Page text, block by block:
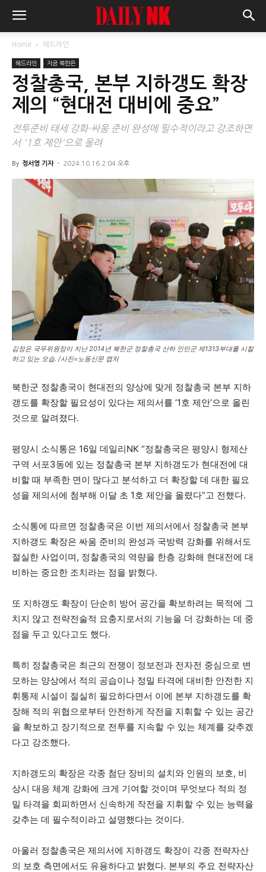
Home 헤드라인
헤드라인 지금 북한은
정찰총국, 본부 지하갱도 확장
제의 “현대전 대비에 중요”
전투준비 태세 강화·싸움 준비 완성에 필수적이라고 강조하면
서 '1호 제안'으로 올려
By 정서영 기자 - 2024.10.16 2:04 오후
김정은 국무위원장이 지난 2014년 북한군 정찰총국 산하 인민군 제1313부대를 시찰
하고 있는 모습. /사진=노동신문 캡처
북한군 정찰총국이 현대전의 양상에 맞게 정찰총국 본부 지하
갱도를 확장할 필요성이 있다는 제의서를 ‘1호 제안’으로 올린
것으로 알려졌다.
평양시 소식통은 16일 데일리NK “정찰총국은 평양시 형제산
구역 서포3동에 있는 정찰총국 본부 지하갱도가 현대전에 대
비할 때 부족한 면이 많다고 분석하고 더 확장할 데 대한 필요
성을 제의서에 첨부해 이달 초 1호 제안을 올렸다”고 전했다.
소식통에 따르면 정찰총국은 이번 제의서에서 정찰총국 본부
지하갱도 확장은 싸움 준비의 완성과 국방력 강화를 위해서도
절실한 사업이며, 정찰총국의 역량을 한층 강화해 현대전에 대
비하는 중요한 조치라는 점을 밝혔다.
또 지하갱도 확장이 단순히 방어 공간을 확보하려는 목적에 그
치지 않고 전략전술적 요충지로서의 기능을 더 강화하는 데 중
점을 두고 있다고도 했다.
특히 정찰총국은 최근의 전쟁이 정보전과 전자전 중심으로 변
모하는 양상에서 적의 공습이나 정밀 타격에 대비한 안전한 지
휘통제 시설이 절실히 필요하다면서 이에 본부 지하갱도를 확
장해 적의 위협으로부터 안전하게 작전을 지휘할 수 있는 공간
을 확보하고 장기적으로 전투를 지속할 수 있는 체계를 갖추겠
다고 강조했다.
지하갱도의 확장은 각종 첨단 장비의 설치와 인원의 보호, 비
상시 대응 체계 강화에 크게 기여할 것이며 무엇보다 적의 정
밀 타격을 회피하면서 신속하게 작전을 지휘할 수 있는 능력을
갖추는 데 필수적이라고 설명했다는 것이다.
아울러 정찰총국은 제의서에 지하갱도 확장이 각종 전략자산
의 보호 측면에서도 유용하다고 밝혔다. 본부의 주요 전략자산